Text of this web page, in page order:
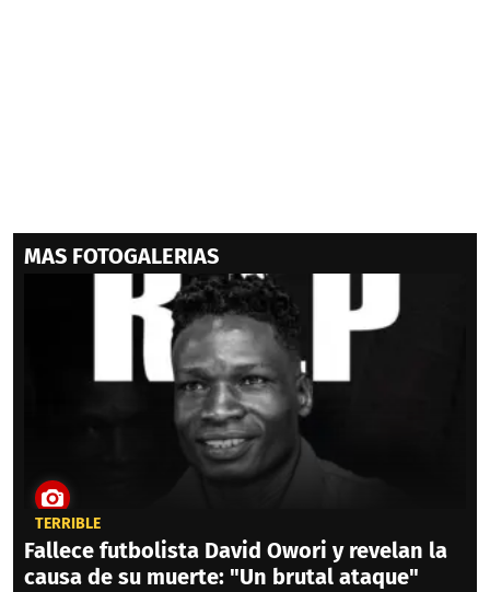
MAS FOTOGALERIAS
TERRIBLE
Fallece futbolista David Owori y revelan la
causa de su muerte: "Un brutal ataque"